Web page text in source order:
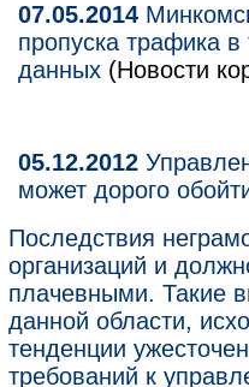
07.05.2014
пропуска трафика
данных (Новости
05.12.2012
может дорого
Последствия
организаций и
плачевными. Такие
данной области,
тенденции
требований к